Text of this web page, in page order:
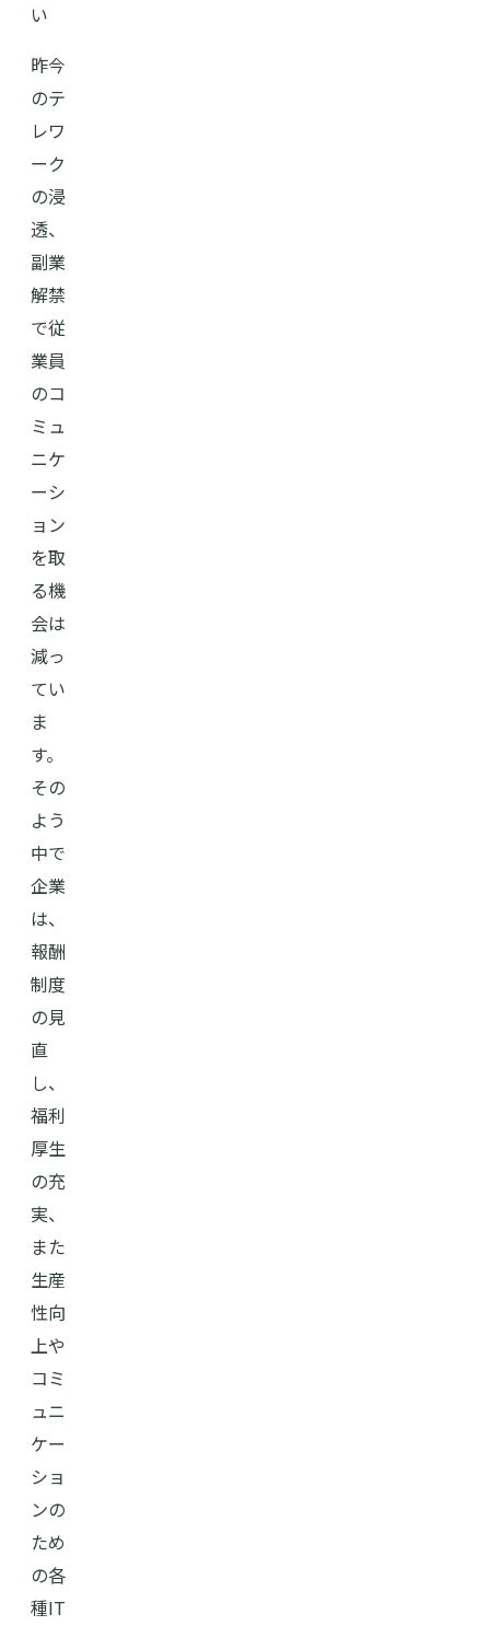
い
昨今
のテ
レワ
ーク
の浸
透、
副業
解禁
で従
業員
のコ
ミュ
ニケ
ーシ
ョン
を取
る機
会は
減っ
てい
ま
す。
その
よう
中で
企業
は、
報酬
制度
の見
直
し、
福利
厚生
の充
実、
また
生産
性向
上や
コミ
ュニ
ケー
ショ
ンの
ため
の各
種IT